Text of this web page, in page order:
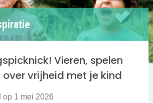
Vieren, spelen
vrijheid met je kind
op 1 mei 2026